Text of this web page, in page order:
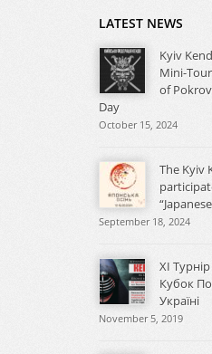
LATEST NEWS
Kyiv
Mini-
of
Day
October 15, 2024
The Kyiv
September 18, 2024
XI
Кубок
Україні
November 5, 2019